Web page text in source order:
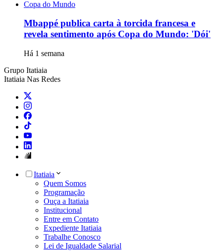
Copa do Mundo
Mbappé publica carta à torcida francesa e
revela sentimento após Copa do Mundo: 'Dói'
Há 1 semana
Grupo Itatiaia
Itatiaia Nas Redes
Itatiaia
Quem Somos
Programação
Ouça a Itatiaia
Institucional
Entre em Contato
Expediente Itatiaia
Trabalhe Conosco
Lei de Igualdade Salarial